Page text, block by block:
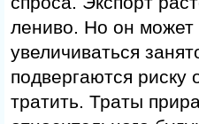
лениво. Но он может
увеличиваться
подвергаются риску
тратить. Траты